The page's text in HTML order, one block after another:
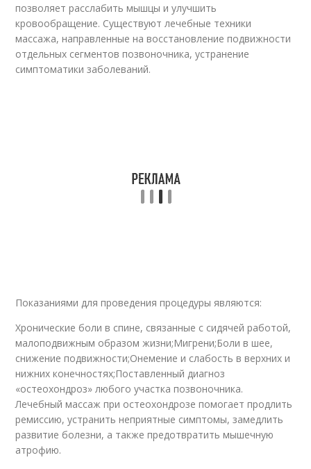
позволяет расслабить мышцы и улучшить
кровообращение. Существуют лечебные техники
массажа, направленные на восстановление подвижности
отдельных сегментов позвоночника, устранение
симптоматики заболеваний.
Показаниями для проведения процедуры являются:
Хронические боли в спине, связанные с сидячей работой,
малоподвижным образом жизни;Мигрени;Боли в шее,
снижение подвижности;Онемение и слабость в верхних и
нижних конечностях;Поставленный диагноз
«остеохондроз» любого участка позвоночника.
Лечебный массаж при остеохондрозе помогает продлить
ремиссию, устранить неприятные симптомы, замедлить
развитие болезни, а также предотвратить мышечную
атрофию.